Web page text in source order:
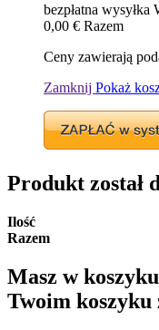
bezpłatna wysyłka
0,00 € Razem
Ceny zawierają
Zamknij Pokaż
Produkt został
Ilość
Razem
Masz w koszyku
Twoim koszyku